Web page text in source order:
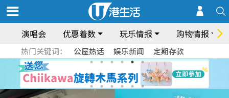
演唱会 优惠着数 玩乐情报 购物情报
热门关键词： 公屋热话 娱乐新闻 定期存款